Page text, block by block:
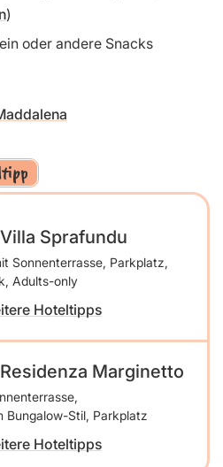
)
oder andere Snacks
Sprafundu
Sonnenterrasse, Parkplatz,
Adults-only
Hoteltipps
Marginetto
Bungalow-Stil, Parkplatz
Hoteltipps